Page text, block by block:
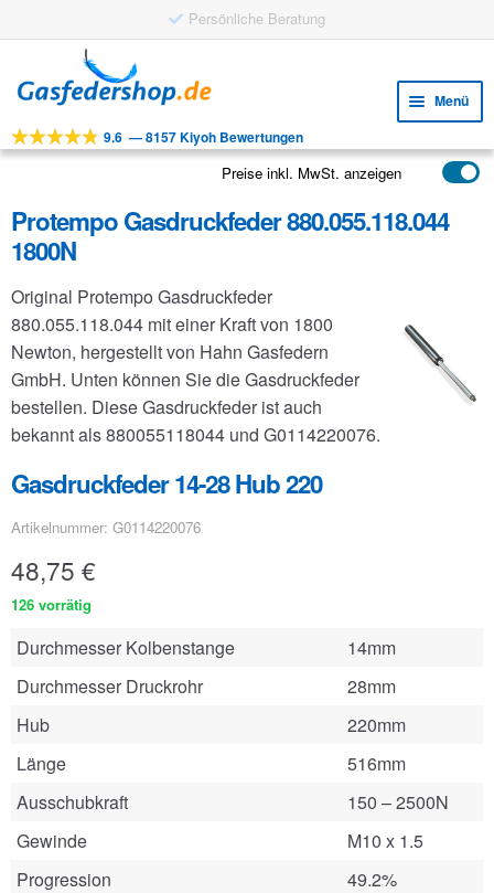
Persönliche Beratung
Navigation
springen
Inhalt
springen
Menü
Werkzeuge
Anwendungen
FAQ
9.6 —8157 Kiyoh Bewertungen
Preise inkl. MwSt. anzeigen
Protempo Gasdruckfeder 880.055.118.044
1800N
Original Protempo Gasdruckfeder
880.055.118.044 mit einer Kraft von 1800
Newton, hergestellt von Hahn Gasfedern
GmbH. Unten können Sie die Gasdruckfeder
bestellen. Diese Gasdruckfeder ist auch
bekannt als 880055118044 und G0114220076.
Gasdruckfeder 14-28 Hub 220
Artikelnummer: G0114220076
48,75 €
126 vorrätig
Durchmesser Kolbenstange
14mm
Durchmesser Druckrohr
28mm
Hub
220mm
Länge
516mm
Ausschubkraft
150 – 2500N
Gewinde
M10 x 1.5
Progression
49.2%